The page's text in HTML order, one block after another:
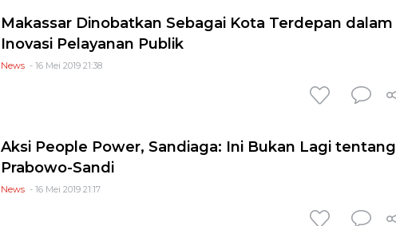
Makassar Dinobatkan Sebagai Kota Terdepan dalam
Inovasi Pelayanan Publik
News - 16 Mei 2019 21:38
Aksi People Power, Sandiaga: Ini Bukan Lagi tentang
Prabowo-Sandi
News - 16 Mei 2019 21:17